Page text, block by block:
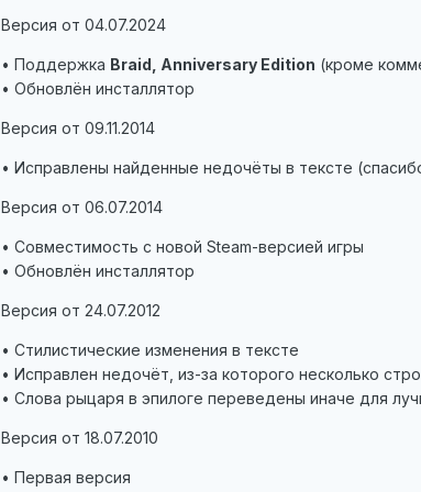
Версия от 04.07.2024
• Поддержка Braid, Anniversary Edition (кроме
• Обновлён инсталлятор
Версия от 09.11.2014
• Исправлены найденные недочёты в тексте
Версия от 06.07.2014
• Совместимость с новой Steam-версией игры
• Обновлён инсталлятор
Версия от 24.07.2012
• Стилистические изменения в тексте
• Исправлен недочёт, из-за которого несколько
• Слова рыцаря в эпилоге переведены иначе для
Версия от 18.07.2010
• Первая версия